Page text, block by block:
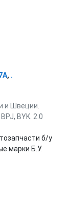
, .
и Швеции.
BYK. 2.0
б/у
марки Б.У.